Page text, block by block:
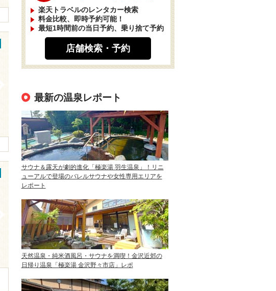
楽天トラベルのレンタカー検索
料金比較、即時予約可能！
最短1時間前の当日予約、乗り捨て予約
店舗検索・予約
最新の温泉レポート
サウナ＆露天が劇的進化「極楽湯 羽生温泉」！リニ
ューアルで登場のバレルサウナや女性専用エリアを
レポート
天然温泉・純米酒風呂・サウナを満喫！金沢近郊の
日帰り温泉「極楽湯 金沢野々市店」レポ